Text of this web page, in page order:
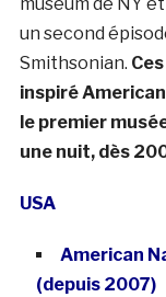
un second
Smithsonian.
inspiré
le premier
une nuit, dès
USA
American
(depuis 2007)